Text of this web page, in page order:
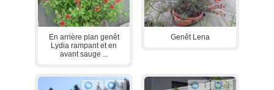
En arrière plan genêt
Lydia rampant et en
avant sauge ...
Genêt Lena
1 1 1 1